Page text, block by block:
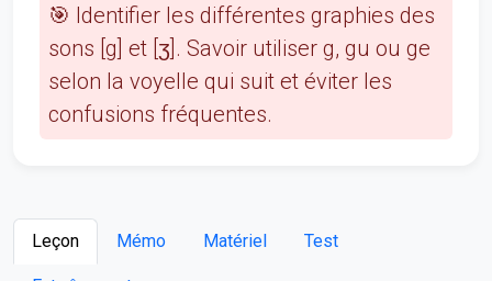
🎯 Identifier les différentes graphies des
sons [g] et [ʒ]. Savoir utiliser g, gu ou ge
selon la voyelle qui suit et éviter les
confusions fréquentes.
Leçon Mémo Matériel Test